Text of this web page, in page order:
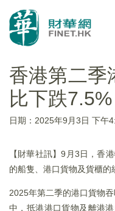
香港第二季
比下跌7.5%
日期：2025年9月3日 下午
【財華社訊】9月3日，香
的船隻、港口貨物及貨櫃的
2025年第二季的港口貨物
中，抵港港口貨物及離港